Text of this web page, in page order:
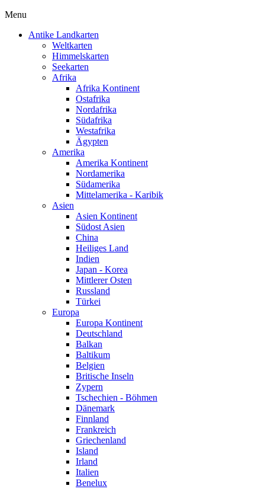
Menu
Antike Landkarten
Weltkarten
Himmelskarten
Seekarten
Afrika
Afrika Kontinent
Ostafrika
Nordafrika
Südafrika
Westafrika
Ägypten
Amerika
Amerika Kontinent
Nordamerika
Südamerika
Mittelamerika - Karibik
Asien
Asien Kontinent
Südost Asien
China
Heiliges Land
Indien
Japan - Korea
Mittlerer Osten
Russland
Türkei
Europa
Europa Kontinent
Deutschland
Balkan
Baltikum
Belgien
Britische Inseln
Zypern
Tschechien - Böhmen
Dänemark
Finnland
Frankreich
Griechenland
Island
Irland
Italien
Benelux